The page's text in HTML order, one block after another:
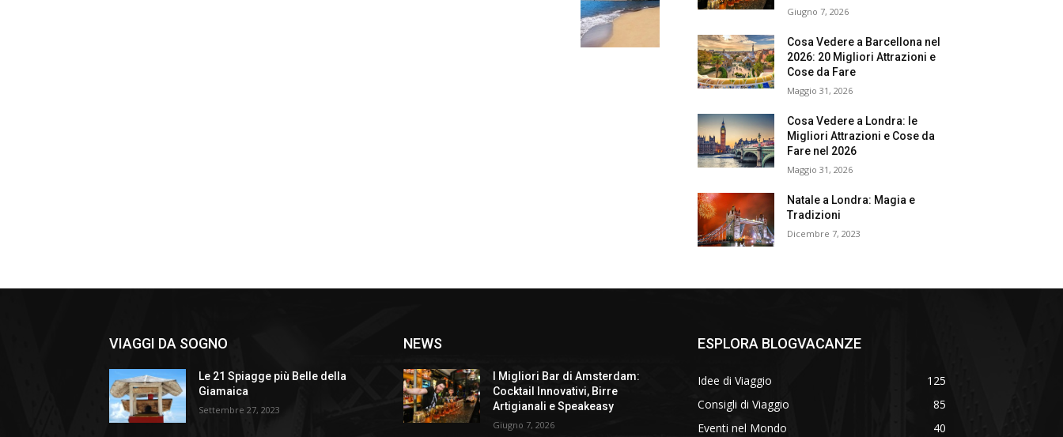
Giugno 7, 2026
Cosa Vedere a Barcellona nel
2026: 20 Migliori Attrazioni e
Cose da Fare
Maggio 31, 2026
Cosa Vedere a Londra: le
Migliori Attrazioni e Cose da
Fare nel 2026
Maggio 31, 2026
Natale a Londra: Magia e
Tradizioni
Dicembre 7, 2023
VIAGGI DA SOGNO
Le 21 Spiagge più Belle della
Giamaica
Settembre 27, 2023
NEWS
I Migliori Bar di Amsterdam:
Cocktail Innovativi, Birre
Artigianali e Speakeasy
Giugno 7, 2026
ESPLORA BLOGVACANZE
Idee di Viaggio
125
Consigli di Viaggio
85
Eventi nel Mondo
40